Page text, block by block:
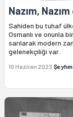
Nazım,
Sahiden bu tuhaf
Osmanlı ve onunla
sarılarak modern
gelenekçiliği var.
10 Haziran 2023